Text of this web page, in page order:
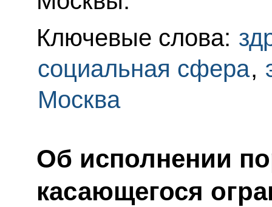
Ключевые слова:
социальная сфера,
Москва
Об исполнении
касающегося